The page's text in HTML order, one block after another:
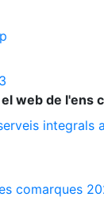
web de l'ens
integrals
comarques